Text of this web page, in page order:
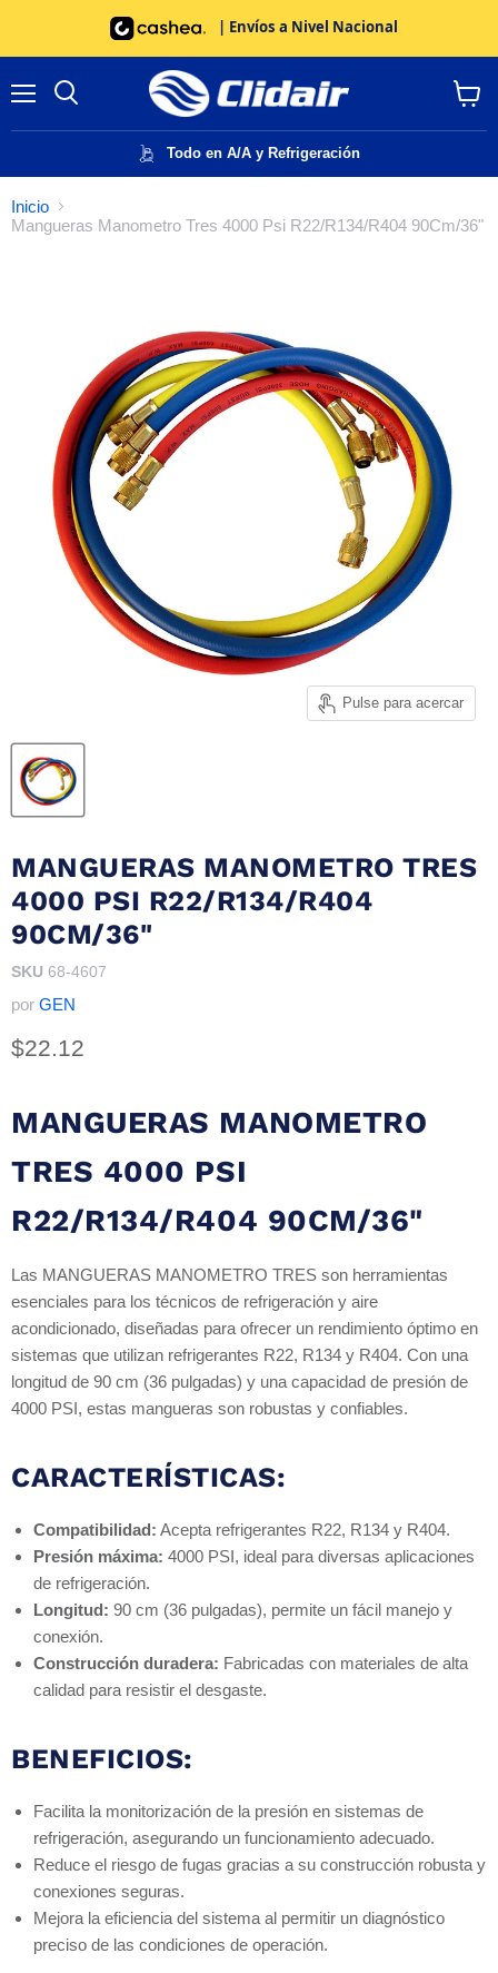
| Envíos a Nivel Nacional
Todo en A/A y Refrigeración
carrito
Inicio
Mangueras Manometro Tres 4000 Psi R22/R134/R404 90Cm/36"
Pulse para acercar
MANGUERAS MANOMETRO TRES
4000 PSI R22/R134/R404
90CM/36"
SKU 68-4607
por GEN
Precio actual
$22.12
MANGUERAS MANOMETRO
TRES 4000 PSI
R22/R134/R404 90CM/36"
Las MANGUERAS MANOMETRO TRES son herramientas
esenciales para los técnicos de refrigeración y aire
acondicionado, diseñadas para ofrecer un rendimiento óptimo en
sistemas que utilizan refrigerantes R22, R134 y R404. Con una
longitud de 90 cm (36 pulgadas) y una capacidad de presión de
4000 PSI, estas mangueras son robustas y confiables.
CARACTERÍSTICAS:
Compatibilidad: Acepta refrigerantes R22, R134 y R404.
Presión máxima: 4000 PSI, ideal para diversas aplicaciones
de refrigeración.
Longitud: 90 cm (36 pulgadas), permite un fácil manejo y
conexión.
Construcción duradera: Fabricadas con materiales de alta
calidad para resistir el desgaste.
BENEFICIOS:
Facilita la monitorización de la presión en sistemas de
refrigeración, asegurando un funcionamiento adecuado.
Reduce el riesgo de fugas gracias a su construcción robusta y
conexiones seguras.
Mejora la eficiencia del sistema al permitir un diagnóstico
preciso de las condiciones de operación.